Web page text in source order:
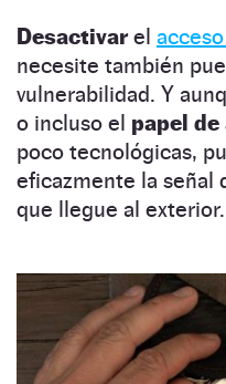
Desactivarel
necesite también
vulnerabilidad. Y
o incluso el papel
poco tecnológicas,
eficazmente la señal
que llegue al exterior.